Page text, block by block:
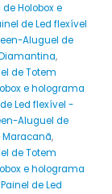
Holobox e
de Led flexível
Aluguel de
,
de Totem
e holograma
Led flexível -
Aluguel de
Maracanã,
de Totem
e holograma
de Led